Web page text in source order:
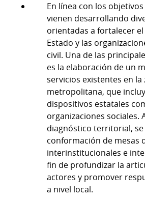
En línea con los
vienen desarrollando
orientadas a fortalecer
Estado y las
civil. Una de las
es la elaboración de un
servicios existentes en la
metropolitana, que
dispositivos estatales
organizaciones sociales.
diagnóstico territorial,
conformación de mesas
interinstitucionales e
fin de profundizar la
actores y promover
a nivel local.